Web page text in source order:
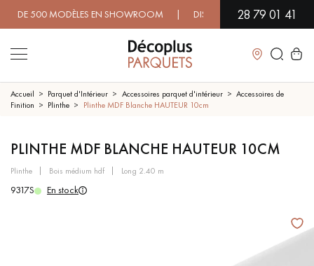
MODÈLES EN SHOWROOM | DISPONIBILITÉ IMMÉDIATE |
28 79 01 41
Fermer
PARQUET MASSIF
PARQUET VERNIS
Accueil Parquet d'Intérieur Accessoires parquet d'intérieur
Accessoires de
Finition
Plinthe Plinthe MDF Blanche HAUTEUR 10cm
PLINTHE MDF BLANCHE HAUTEUR 10CM
plinthe bois médium hdf long 2.40 m
9317S En stock